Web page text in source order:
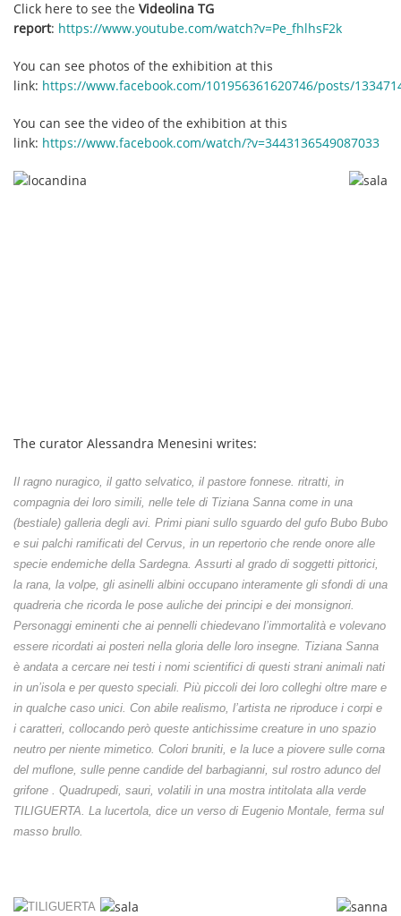
Click here to see the Videolina TG
report: https://www.youtube.com/watch?v=Pe_fhlhsF2k
You can see photos of the exhibition at this
link: https://www.facebook.com/101956361620746/posts/
You can see the video of the exhibition at this
link: https://www.facebook.com/watch/?v=3443136549087033
The curator Alessandra Menesini writes:
Il ragno nuragico, il gatto selvatico, il pastore fonnese. ritratti, in
compagnia dei loro simili, nelle tele di Tiziana Sanna come in una
(bestiale) galleria degli avi. Primi piani sullo sguardo del gufo Bubo Bubo
e sui palchi ramificati del Cervus, in un repertorio che rende onore alle
specie endemiche della Sardegna. Assurti al grado di soggetti pittorici,
la rana, la volpe, gli asinelli albini occupano interamente gli sfondi di una
quadreria che ricorda le pose auliche dei principi e dei monsignori.
Personaggi eminenti che ai pennelli chiedevano l’immortalità e volevano
essere ricordati ai posteri nella gloria delle loro insegne. Tiziana Sanna
è andata a cercare nei testi i nomi scientifici di questi strani animali nati
in un’isola e per questo speciali. Più piccoli dei loro colleghi oltre mare e
in qualche caso unici. Con abile realismo, l’artista ne riproduce i corpi e
i caratteri, collocando però queste antichissime creature in uno spazio
neutro per niente mimetico. Colori bruniti, e la luce a piovere sulle corna
del muflone, sulle penne candide del barbagianni, sul rostro adunco del
grifone . Quadrupedi, sauri, volatili in una mostra intitolata alla verde
TILIGUERTA. La lucertola, dice un verso di Eugenio Montale, ferma sul
masso brullo.